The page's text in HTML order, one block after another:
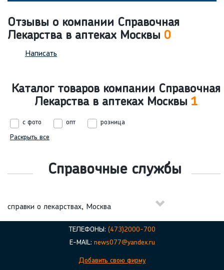
Отзывы о компании Справочная
Лекарства в аптеках Москвы 0
Написать
Каталог товаров компании Справочная
Лекарства в аптеках Москвы 1
с фото опт
розница
Раскрыть все
Справочные службы
справки о лекарствах, Москва
ТЕЛЕФОНЫ: (473)2000-700
E-MAIL: news077@yandex.ru
Добавить свою фирму